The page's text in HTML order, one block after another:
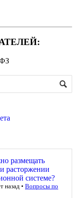
размещать
расторжении
системе?
назад • Вопросы по